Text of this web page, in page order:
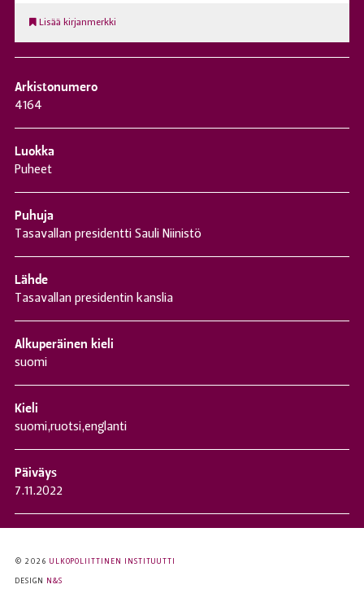
Lisää kirjanmerkki
Arkistonumero
4164
Luokka
Puheet
Puhuja
Tasavallan presidentti Sauli Niinistö
Lähde
Tasavallan presidentin kanslia
Alkuperäinen kieli
suomi
Kieli
suomi,ruotsi,englanti
Päiväys
7.11.2022
© 2026 ULKOPOLIITTINEN INSTITUUTTI
DESIGN N&S